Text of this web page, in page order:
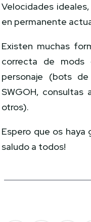
Velocidades
en permanente
Existen muchas
correcta de mods
personaje (bots
SWGOH, consultas
otros).
Espero que os haya
saludo a todos!